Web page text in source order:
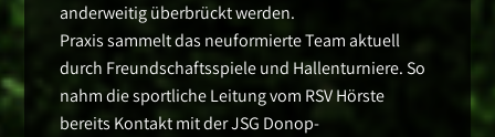
anderweitig überbrückt werden.
Praxis sammelt das neuformierte Team aktuell
durch Freundschaftsspiele und Hallenturniere. So
nahm die sportliche Leitung vom RSV Hörste
bereits Kontakt mit der JSG Donop-